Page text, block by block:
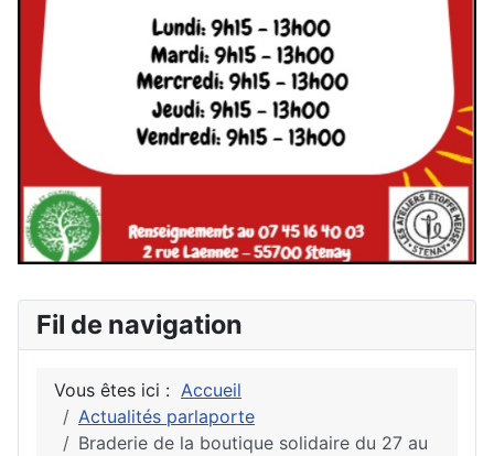
Fil de navigation
Vous êtes ici : Accueil
Actualités parlaporte
Braderie de la boutique solidaire du 27 au